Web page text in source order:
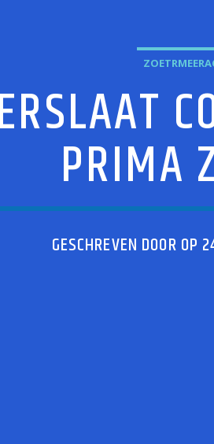
PRIMA
GESCHREVEN DOOR OP